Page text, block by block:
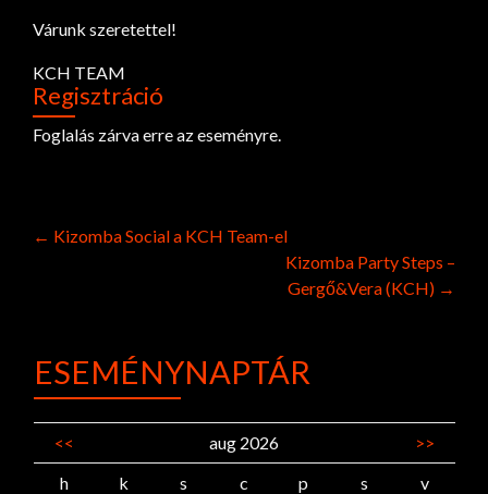
Várunk szeretettel!
KCH TEAM
Regisztráció
Foglalás zárva erre az eseményre.
Post
← Kizomba Social a KCH Team-el
Kizomba Party Steps –
Gergő&Vera (KCH) →
ESEMÉNYNAPTÁR
<< aug 2026
>>
h
k s c p s
v